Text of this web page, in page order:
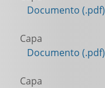
Documento (.pdf)
Capa
Documento (.pdf)
Capa